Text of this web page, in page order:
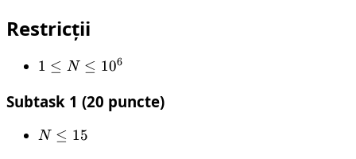
Restricții
1
N
10^6
1 ≤ N ≤ 106
Subtask 1 (20 puncte)
N
N ≤ 15